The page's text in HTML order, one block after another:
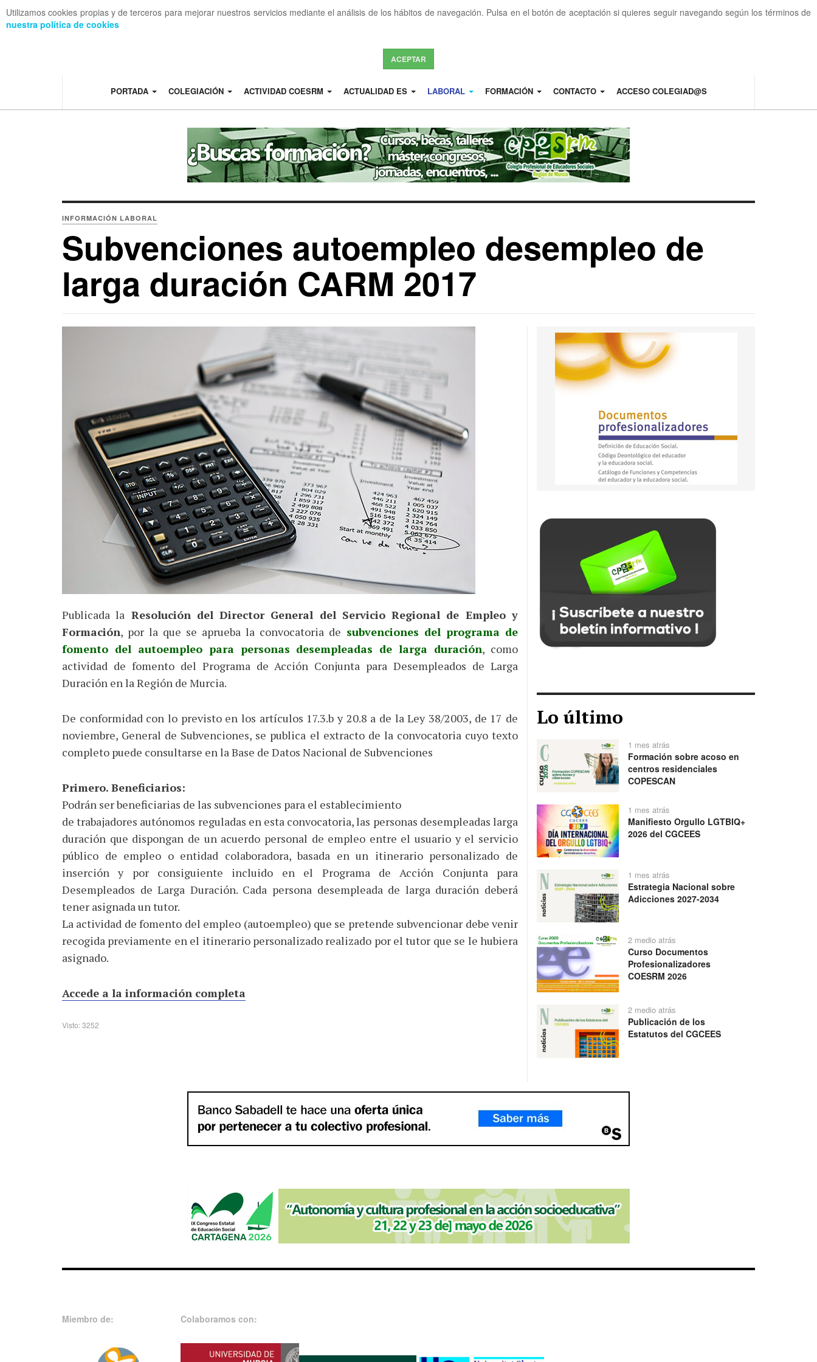
Utilizamos cookies propias y de terceros para mejorar nuestros servicios mediante el análisis de los hábitos de navegación. Pulsa en el botón de aceptación si quieres seguir navegando según los términos de
nuestra política de cookies
ACEPTAR
PORTADA COLEGIACIÓN ACTIVIDAD COESRM ACTUALIDAD ES LABORAL FORMACIÓN CONTACTO ACCESO COLEGIAD@S
INFORMACIÓN LABORAL
Subvenciones autoempleo desempleo de
larga duración CARM 2017
Publicada la Resolución del Director General del Servicio Regional de Empleo y
Formación, por la que se aprueba la convocatoria de subvenciones del programa de
fomento del autoempleo para personas desempleadas de larga duración, como
actividad de fomento del Programa de Acción Conjunta para Desempleados de Larga
Duración en la Región de Murcia.
De conformidad con lo previsto en los artículos 17.3.b y 20.8 a de la Ley 38/2003, de 17 de
noviembre, General de Subvenciones, se publica el extracto de la convocatoria cuyo texto
completo puede consultarse en la Base de Datos Nacional de Subvenciones
Primero. Beneficiarios:
Podrán ser beneficiarias de las subvenciones para el establecimiento
de trabajadores autónomos reguladas en esta convocatoria, las personas desempleadas larga
duración que dispongan de un acuerdo personal de empleo entre el usuario y el servicio
público de empleo o entidad colaboradora, basada en un itinerario personalizado de
inserción y por consiguiente incluido en el Programa de Acción Conjunta para
Desempleados de Larga Duración. Cada persona desempleada de larga duración deberá
tener asignada un tutor.
La actividad de fomento del empleo (autoempleo) que se pretende subvencionar debe venir
recogida previamente en el itinerario personalizado realizado por el tutor que se le hubiera
asignado.
Accede a la información completa
Visto: 3252
Lo último
1 mes atrás
Formación sobre acoso en
centros residenciales
COPESCAN
1 mes atrás
Manifiesto Orgullo LGTBIQ+
2026 del CGCEES
1 mes atrás
Estrategia Nacional sobre
Adicciones 2027-2034
2 medio atrás
Curso Documentos
Profesionalizadores
COESRM 2026
2 medio atrás
Publicación de los
Estatutos del CGCEES
Miembro de: Colaboramos con: